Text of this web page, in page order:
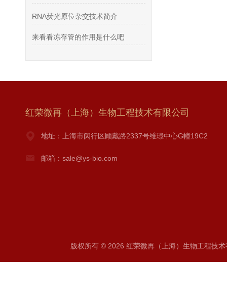
RNA荧光原位杂交技术简介
来看看冻存管的作用是什么吧
红荣微再（上海）生物工程技术有限公司
地址：上海市闵行区顾戴路2337号维璟中心G幢19C2
邮箱：sale@ys-bio.com
版权所有 © 2026 红荣微再（上海）生物工程技